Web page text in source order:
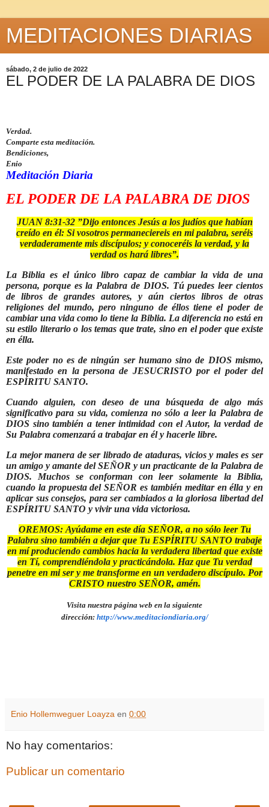
MEDITACIONES DIARIAS
sábado, 2 de julio de 2022
EL PODER DE LA PALABRA DE DIOS
Verdad.
Comparte esta meditación.
Bendiciones,
Enio
Meditación Diaria
EL PODER DE LA PALABRA DE DIOS
JUAN 8:31-32 ”Dijo entonces Jesús a los judíos que habían
creído en él: Si vosotros permaneciereis en mi palabra, seréis
verdaderamente mis discípulos; y conoceréis la verdad, y la
verdad os hará libres”.
La Bibliaes el único libro capaz de cambiar la vida de una
persona, porque es la Palabra de DIOS. Tú puedes leer cientos
de libros de grandes autores, y aún ciertos libros de otras
religiones del mundo, pero ninguno de éllos tiene el poder de
cambiar una vida como lo tiene la Biblia. La diferencia no está en
su estilo literario o los temas que trate, sino en el poder que existe
en élla.
Este poder no es de ningún ser humano sino de DIOS mismo,
manifestado en la persona de JESUCRISTO por el poder del
ESPÍRITU SANTO.
Cuando alguien, con deseo de una búsqueda de algo más
significativo para su vida, comienza no sólo a leer la Palabra de
DIOS sino también a tener intimidad con el Autor, la verdad de
Su Palabra comenzará a trabajar en él y hacerle libre.
La mejor manera de ser librado de ataduras, vicios y males es ser
un amigo y amante del SEÑOR y un practicante de la Palabra de
DIOS. Muchos se conforman con leer solamente la Biblia,
cuando la propuesta del SEÑOR es también meditar en élla y en
aplicar sus consejos, para ser cambiados a la gloriosa libertad del
ESPÍRITU SANTO y vivir una vida victoriosa.
OREMOS: Ayúdame en este día SEÑOR, a no sólo leer Tu
Palabra sino también a dejar que Tu ESPÍRITU SANTO trabaje
en mí produciendo cambios hacia la verdadera libertad que existe
en Tí, comprendiéndola y practicándola. Haz que Tu verdad
penetre en mi ser y me transforme en un verdadero discípulo. Por
CRISTO nuestro SEÑOR, amén.
Visita nuestra página web en la siguiente
dirección: http://www.meditaciondiaria.org/
Enio Hollemweguer Loayza en 0:00
No hay comentarios:
Publicar un comentario